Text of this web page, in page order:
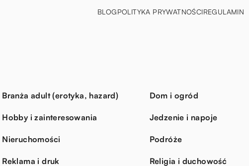
BLOGPOLITYKA PRYWATNOŚCIREGULAMIN
Branża adult (erotyka, hazard) Dom i ogród
Hobby i zainteresowania Jedzenie i napoje
Nieruchomości Podróże
Reklama i druk Religia i duchowość